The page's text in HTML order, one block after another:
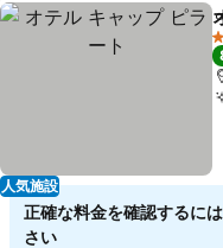
人気施設
正確な料金を確認するに
さい